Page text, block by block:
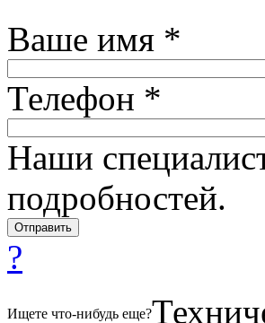
Ваше имя *
Телефон *
Наши
подробностей.
?
Ищете что-нибудь еще?